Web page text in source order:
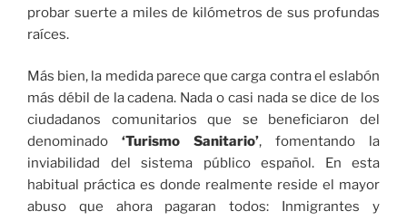
probar suerte a miles de kilómetros de sus profundas
raíces.
Más bien, la medida parece que carga contra el eslabón
más débil de la cadena. Nada o casi nada se dice de los
ciudadanos comunitarios que se beneficiaron del
denominado ‘Turismo Sanitario’, fomentando la
inviabilidad del sistema público español. En esta
habitual práctica es donde realmente reside el mayor
abuso que ahora pagaran todos: Inmigrantes y